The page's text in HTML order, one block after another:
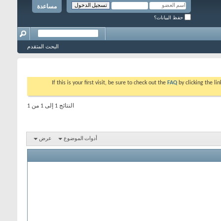
مساعدة
حفظ البيانات؟
البحث المتقدم
If this is your first visit, be sure to check out the FAQ by clicking the
النتائج 1 إلى 1 من 1
أدوات الموضوع عرض